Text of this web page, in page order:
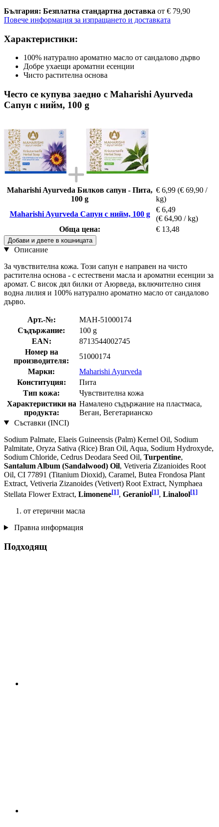
България: Безплатна стандартна доставка от € 79,90
Повече информация за изпращането и доставката
Характеристики:
100% натурално ароматно масло от сандалово дърво
Добре ухаещи ароматни есенции
Чисто растителна основа
Често се купува заедно с Maharishi Ayurveda
Сапун с нийм, 100 g
Maharishi Ayurveda Билков сапун - Пита,
100 g
€ 6,99 (€ 69,90 /
kg)
Maharishi Ayurveda Сапун с нийм, 100 g
€ 6,49
(€ 64,90 / kg)
Обща цена:
€ 13,48
Добави и двете в кошницата
Описание
За чувствителна кожа. Този сапун е направен на чисто
растителна основа - с естествени масла и ароматни есенции за
аромат. С висок дял билки от Аюрведа, включително синя
водна лилия и 100% натурално ароматно масло от сандалово
дърво.
Арт.-№:
MAH-51000174
Съдържание:
100 g
EAN:
8713544002745
Номер на
производителя:
51000174
Марки:
Maharishi Ayurveda
Конституция:
Пита
Тип кожа:
Чувствителна кожа
Характеристики на
продукта:
Намалено съдържание на пластмаса,
Веган, Вегетарианско
Съставки (INCI)
Sodium Palmate, Elaeis Guineensis (Palm) Kernel Oil, Sodium
Palmitate, Oryza Sativa (Rice) Bran Oil, Aqua, Sodium Hydroxyde,
Sodium Chloride, Cedrus Deodara Seed Oil, Turpentine,
Santalum Album (Sandalwood) Oil, Vetiveria Zizanioides Root
Oil, CI 77891 (Titanium Dioxid), Caramel, Butea Frondosa Plant
Extract, Vetiveria Zizanoides (Vetivert) Root Extract, Nymphaea
Stellata Flower Extract, Limonene[1], Geraniol[1], Linalool[1]
от етерични масла
Правна информация
Подходящ